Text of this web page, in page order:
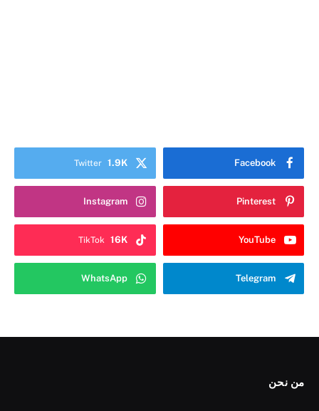
Facebook
Twitter 1.9K
Pinterest
Instagram
YouTube
TikTok 16K
Telegram
WhatsApp
من نحن